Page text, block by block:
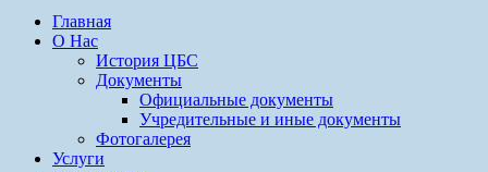
Главная
О Нас
История ЦБС
Документы
Официальные документы
Учредительные и иные документы
Фотогалерея
Услуги